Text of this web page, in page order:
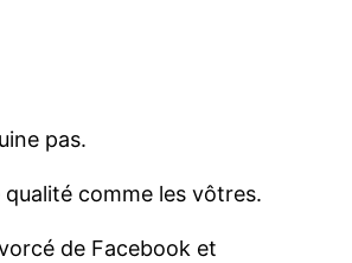
pas.
comme les vôtres.
de Facebook et